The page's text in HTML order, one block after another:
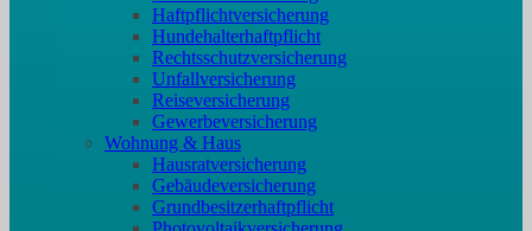
Haftpflichtversicherung
Hundehalterhaftpflicht
Rechtsschutzversicherung
Unfallversicherung
Reiseversicherung
Gewerbeversicherung
Wohnung & Haus
Hausratversicherung
Gebäudeversicherung
Grundbesitzerhaftpflicht